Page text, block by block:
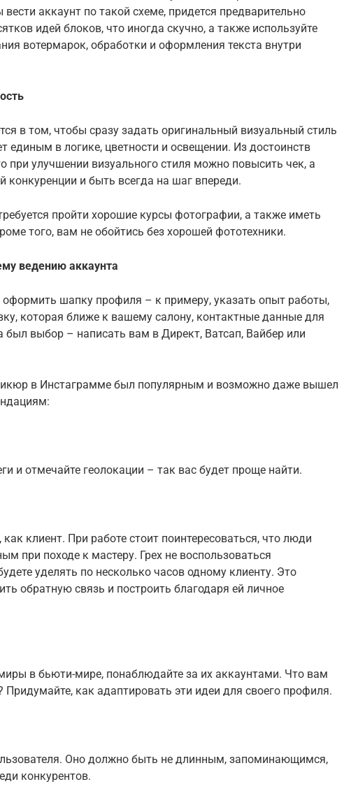
аккаунт по такой схеме, придется предварительно
идей блоков, что иногда скучно, а также используйте
вотермарок, обработки и оформления текста внутри
в том, чтобы сразу задать оригинальный визуальный стиль
единым в логике, цветности и освещении. Из достоинств
при улучшении визуального стиля можно повысить чек, а
конкуренции и быть всегда на шаг впереди.
пройти хорошие курсы фотографии, а также иметь
того, вам не обойтись без хорошей фототехники.
ведению аккаунта
оформить шапку профиля – к примеру, указать опыт работы,
которая ближе к вашему салону, контактные данные для
был выбор – написать вам в Директ, Ватсап, Вайбер или
в Инстаграмме был популярным и возможно даже вышел
и отмечайте геолокации – так вас будет проще найти.
клиент. При работе стоит поинтересоваться, что люди
при походе к мастеру. Грех не воспользоваться
уделять по несколько часов одному клиенту. Это
обратную связь и построить благодаря ей личное
в бьюти-мире, понаблюдайте за их аккаунтами. Что вам
Придумайте, как адаптировать эти идеи для своего профиля.
Оно должно быть не длинным, запоминающимся,
конкурентов.